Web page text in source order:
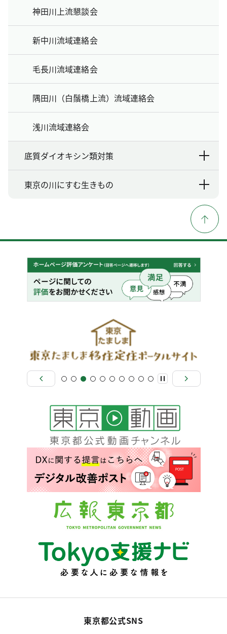
神田川上流懇談会
新中川流域連絡会
毛長川流域連絡会
隅田川（白鬚橋上流）流域連絡会
浅川流域連絡会
底質ダイオキシン類対策
東京の川にすむ生きもの
東京都公式SNS